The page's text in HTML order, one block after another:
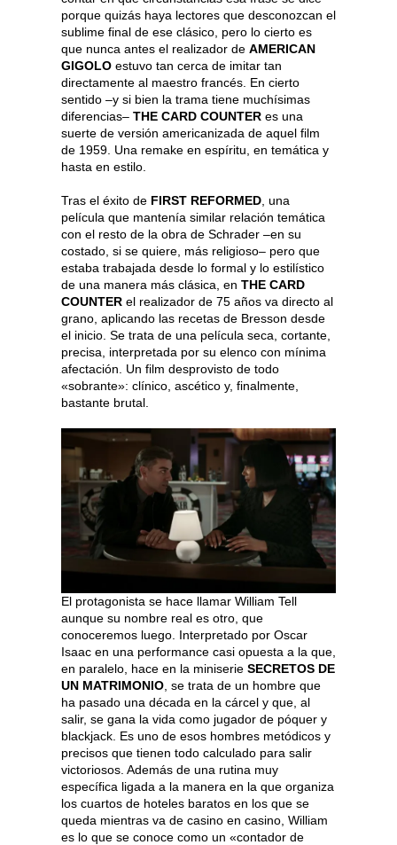
porque quizás haya lectores que desconozcan el
sublime final de ese clásico, pero lo cierto es
que nunca antes el realizador de AMERICAN
GIGOLO estuvo tan cerca de imitar tan
directamente al maestro francés. En cierto
sentido –y si bien la trama tiene muchísimas
diferencias– THE CARD COUNTER es una
suerte de versión americanizada de aquel film
de 1959. Una remake en espíritu, en temática y
hasta en estilo.
Tras el éxito de FIRST REFORMED , una
película que mantenía similar relación temática
con el resto de la obra de Schrader –en su
costado, si se quiere, más religioso– pero que
estaba trabajada desde lo formal y lo estilístico
de una manera más clásica, en THE CARD
COUNTER el realizador de 75 años va directo al
grano, aplicando las recetas de Bresson desde
el inicio. Se trata de una película seca, cortante,
precisa, interpretada por su elenco con mínima
afectación. Un film desprovisto de todo
«sobrante»: clínico, ascético y, finalmente,
bastante brutal.
El protagonista se hace llamar William Tell
aunque su nombre real es otro, que
conoceremos luego. Interpretado por Oscar
Isaac en una performance casi opuesta a la que,
en paralelo, hace en la miniserie SECRETOS DE
UN MATRIMONIO , se trata de un hombre que
ha pasado una década en la cárcel y que, al
salir, se gana la vida como jugador de póquer y
blackjack. Es uno de esos hombres metódicos y
precisos que tienen todo calculado para salir
victoriosos. Además de una rutina muy
específica ligada a la manera en la que organiza
los cuartos de hoteles baratos en los que se
queda mientras va de casino en casino, William
es lo que se conoce como un «contador de